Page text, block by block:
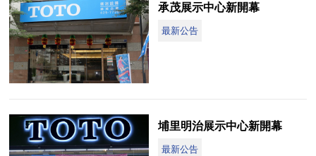
承茂展示中心新開幕
最新公告
埔里明治展示中心新開幕
最新公告